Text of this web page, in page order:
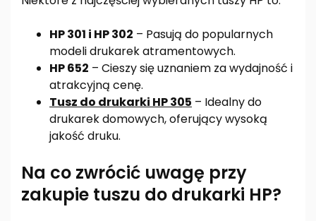
HP 301 i HP 302 – Pasują do popularnych
modeli drukarek atramentowych.
HP 652 – Cieszy się uznaniem za wydajność i
atrakcyjną cenę.
Tusz do drukarki HP 305 – Idealny do
drukarek domowych, oferujący wysoką
jakość druku.
Na co zwrócić uwagę przy
zakupie tuszu do drukarki HP?